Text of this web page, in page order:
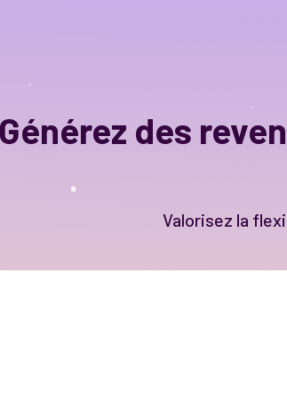
Générez des
Valorisez la